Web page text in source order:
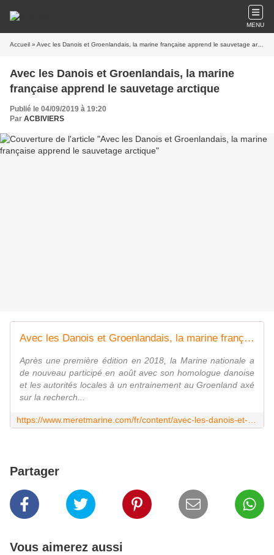
MENU
Accueil » Avec les Danois et Groenlandais, la marine française apprend le sauvetage arctique
Avec les Danois et Groenlandais, la marine
française apprend le sauvetage arctique
Publié le 04/09/2019 à 19:20
Par ACBIVIERS
Avec les Danois et Groenlandais, la marine française apprend le sauvetage arctique
Après une première édition en 2018, la Marine nationale a
de nouveau participé en août avec son homologue danoise
et les autorités locales à un entrainement au Groenland axé
sur la recherch...
Partager
Vous aimerez aussi